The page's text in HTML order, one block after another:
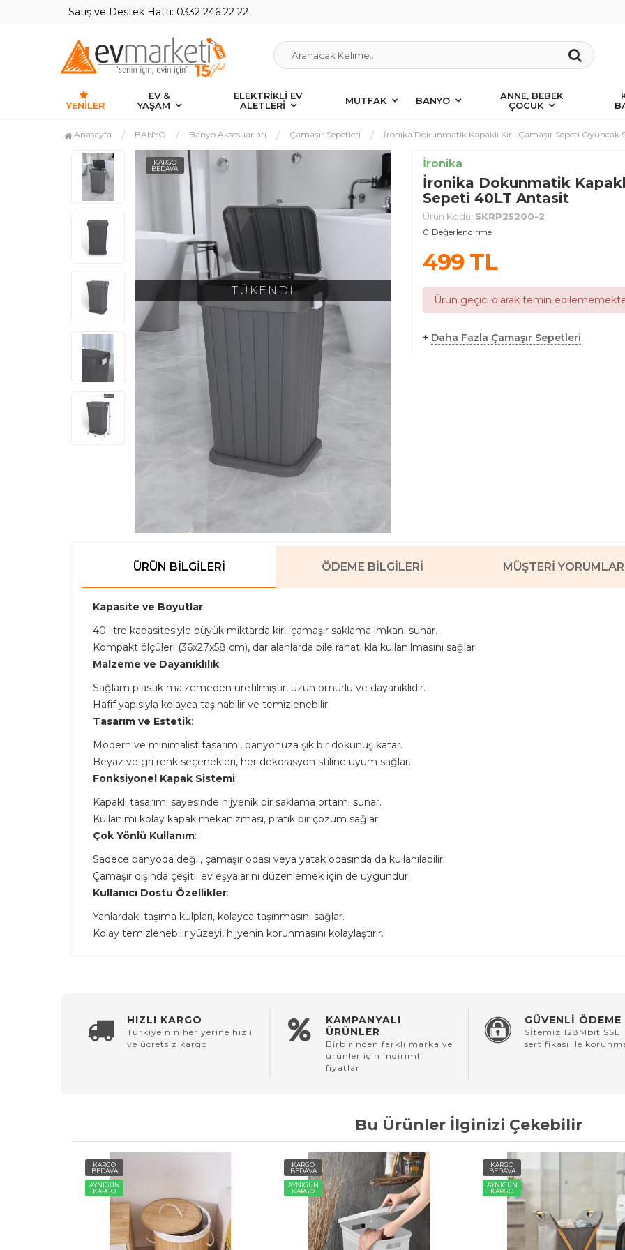
Satış ve Destek Hattı: 0332 246 22 22
YENILER
EV &
YAŞAM
ELEKTRİKLİ EV
ALETLERİ
MUTFAK BANYO
ANNE, BEBEK
ÇOCUK
Anasayfa BANYO Banyo Aksesuarları Çamaşır Sepetleri İronika Dokunmatik Kapaklı Kirli Çamaşır Sepeti Oyuncak
KARGO
BEDAVA
TÜKENDİ
İronika
İronika Dokunmatik
Sepeti 40LT Antasit
Ürün Kodu: SKRP25200-2
0 Değerlendirme
499TL
Ürün geçici olarak temin
+ Daha Fazla Çamaşır Sepetleri
ÜRÜN BILGILERI ÖDEME BILGILERI MÜŞTERI YORUMLARI
Kapasite ve Boyutlar:
40 litre kapasitesiyle büyük miktarda kirli çamaşır saklama imkanı sunar.
Kompakt ölçüleri (36x27x58 cm), dar alanlarda bile rahatlıkla kullanılmasını sağlar.
Malzeme ve Dayanıklılık:
Sağlam plastik malzemeden üretilmiştir, uzun ömürlü ve dayanıklıdır.
Hafif yapısıyla kolayca taşınabilir ve temizlenebilir.
Tasarım ve Estetik:
Modern ve minimalist tasarımı, banyonuza şık bir dokunuş katar.
Beyaz ve gri renk seçenekleri, her dekorasyon stiline uyum sağlar.
Fonksiyonel Kapak Sistemi:
Kapaklı tasarımı sayesinde hijyenik bir saklama ortamı sunar.
Kullanımı kolay kapak mekanizması, pratik bir çözüm sağlar.
Çok Yönlü Kullanım:
Sadece banyoda değil, çamaşır odası veya yatak odasında da kullanılabilir.
Çamaşır dışında çeşitli ev eşyalarını düzenlemek için de uygundur.
Kullanıcı Dostu Özellikler:
Yanlardaki taşıma kulpları, kolayca taşınmasını sağlar.
Kolay temizlenebilir yüzeyi, hijyenin korunmasını kolaylaştırır.
HIZLI KARGO
Türkiye’nin her yerine hızlı
ve ücretsiz kargo
KAMPANYALI
ÜRÜNLER
Birbirinden farklı marka ve
ürünler için indirimli
fiyatlar
GÜVENLİ ÖDEME
Sİtemiz 128Mbit SSL
sertifikası ile
Bu Ürünler İlginizi Çekebilir
KARGO
BEDAVA
AYNIGÜN
KARGO
KARGO
BEDAVA
AYNIGÜN
KARGO
KARGO
BEDAVA
AYNIGÜN
KARGO